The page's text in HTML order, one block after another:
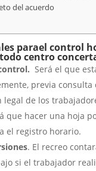
del acuerdo
parael control
centro
Será el que
previa consulta
legal de los
que hacer una hoja
el registro horario.
. El recreo
si el trabajador